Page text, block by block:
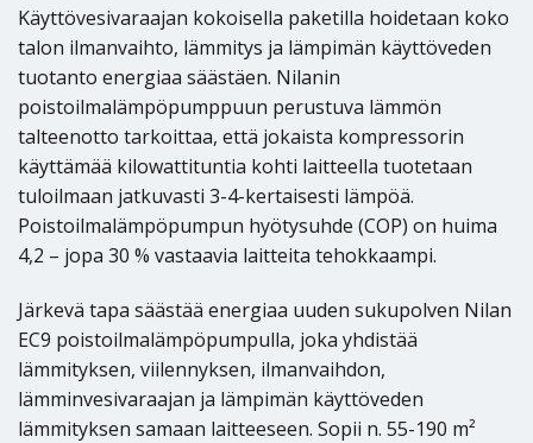
Käyttövesivaraajan kokoisella paketilla hoidetaan koko
talon ilmanvaihto, lämmitys ja lämpimän käyttöveden
tuotanto energiaa säästäen. Nilanin
poistoilmalämpöpumppuun perustuva lämmön
talteenotto tarkoittaa, että jokaista kompressorin
käyttämää kilowattituntia kohti laitteella tuotetaan
tuloilmaan jatkuvasti 3-4-kertaisesti lämpöä.
Poistoilmalämpöpumpun hyötysuhde (COP) on huima
4,2 – jopa 30 % vastaavia laitteita tehokkaampi.
Järkevä tapa säästää energiaa uuden sukupolven Nilan
EC9 poistoilmalämpöpumpulla, joka yhdistää
lämmityksen, viilennyksen, ilmanvaihdon,
lämminvesivaraajan ja lämpimän käyttöveden
lämmityksen samaan laitteeseen. Sopii n. 55-190 m²